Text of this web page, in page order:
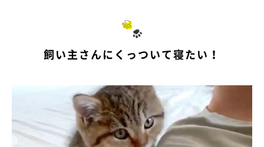
飼い主さんにくっついて寝たい！